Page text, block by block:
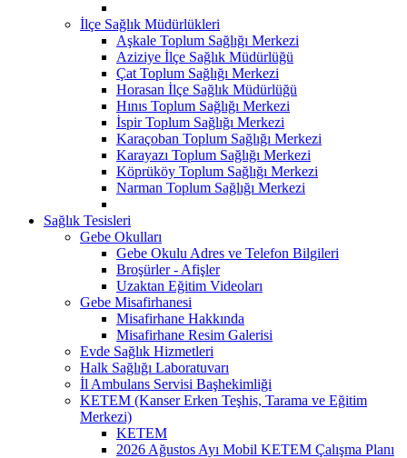
İlçe Sağlık Müdürlükleri
Aşkale Toplum Sağlığı Merkezi
Aziziye İlçe Sağlık Müdürlüğü
Çat Toplum Sağlığı Merkezi
Horasan İlçe Sağlık Müdürlüğü
Hınıs Toplum Sağlığı Merkezi
İspir Toplum Sağlığı Merkezi
Karaçoban Toplum Sağlığı Merkezi
Karayazı Toplum Sağlığı Merkezi
Köprüköy Toplum Sağlığı Merkezi
Narman Toplum Sağlığı Merkezi
Sağlık Tesisleri
Gebe Okulları
Gebe Okulu Adres ve Telefon Bilgileri
Broşürler - Afişler
Uzaktan Eğitim Videoları
Gebe Misafirhanesi
Misafirhane Hakkında
Misafirhane Resim Galerisi
Evde Sağlık Hizmetleri
Halk Sağlığı Laboratuvarı
İl Ambulans Servisi Başhekimliği
KETEM (Kanser Erken Teşhis, Tarama ve Eğitim
Merkezi)
KETEM
2026 Ağustos Ayı Mobil KETEM Çalışma Planı